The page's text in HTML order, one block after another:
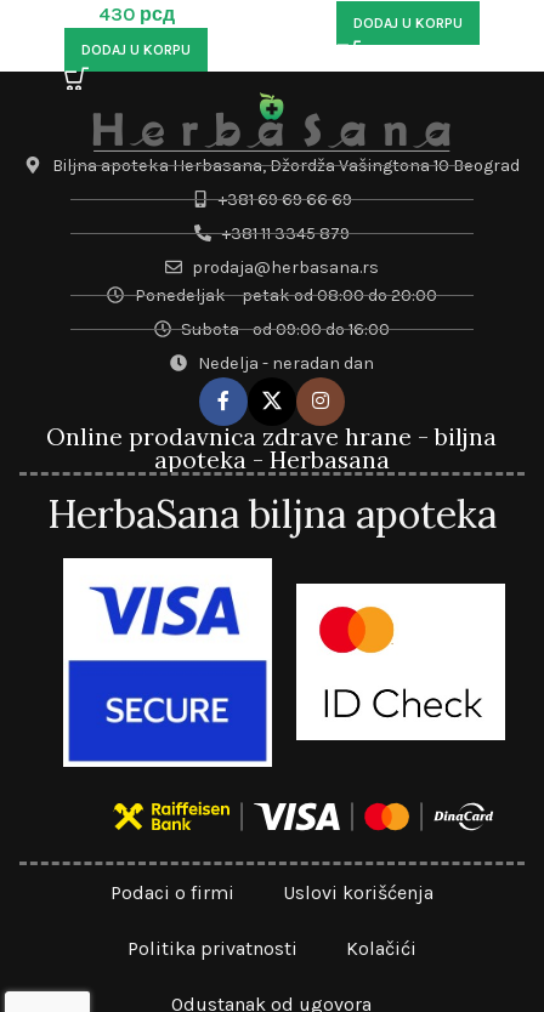
430 рсд
DODAJ U KORPU
DODAJ U KORPU
Biljna apoteka Herbasana, Džordža Vašingtona 10 Beograd
+381 69 69 66 69
+381 11 3345 879
prodaja@herbasana.rs
Ponedeljak – petak od 08:00 do 20:00
Subota - od 09:00 do 16:00
Nedelja - neradan dan
Online prodavnica zdrave hrane - biljna
apoteka - Herbasana
HerbaSana biljna apoteka
Podaci o firmi Uslovi korišćenja
Politika privatnosti Kolačići
Odustanak od ugovora